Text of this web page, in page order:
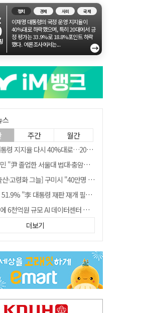
정치 경제 사회 국제
이재명 대통령의 국정 운영 지지율이
40%대로 하락했으며, 특히 20대에서 긍
정 평가는 33.9%로 18.8%포인트 하락
했다. 여론조사에서는...
→
스
주간 월간
지지율 다시 40%대로…20대는 18.8%p 급락
졸업한 서울대 법대·충암고도 없애야"…李 육사 통합 직격
령화 그늘] 구미시 "40만명 사수" 고령군 "3만명대 회복"
"李 대통령 재판 재개 필요하다"
6천억원 규모 AI 데이터센터 들어선다
9천만원에도 문 닫는 영양 젖소농장… "일할 사람이 없어"
홍명보 선임 의혹 수사…대한축구협회 전격 압수수색
, 흑백논리로 세상 보는 듯" 검찰 내부서 지탄
임 IPO 추진설' SK하이닉스, 주가 9% 급락
더보기